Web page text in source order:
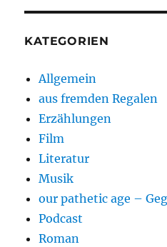
KATEGORIEN
Allgemein
aus fremden Regalen
Erzählungen
Film
Literatur
Musik
our pathetic age –
Podcast
Roman